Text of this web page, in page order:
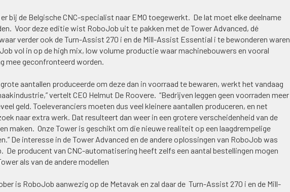
bij de Belgische CNC-specialist naar EMO toegewerkt. De lat moet elke deelname
Voor deze editie wist RoboJob uit te pakken met de Tower Advanced, dé
verder ook de Turn-Assist 270 i en de Mill-Assist Essential i te bewonderen waren.
vol in op de high mix, low volume productie waar machinebouwers en vooral
mee geconfronteerd worden.
grote aantallen produceerde om deze dan in voorraad te bewaren, werkt het vandaag
vertelt CEO Helmut De Roovere. “Bedrijven leggen geen voorraden meer
geld. Toeleveranciers moeten dus veel kleinere aantallen produceren, en net
naar extra werk. Dat resulteert dan weer in een grotere verscheidenheid van de
maken. Onze Tower is geschikt om die nieuwe realiteit op een laagdrempelige
De interesse in de Tower Advanced en de andere oplossingen van RoboJob was
De producent van CNC-automatisering heeft zelfs een aantal bestellingen mogen
als van de andere modellen
is RoboJob aanwezig op de Metavak en zal daar de Turn-Assist 270 i en de Mill-